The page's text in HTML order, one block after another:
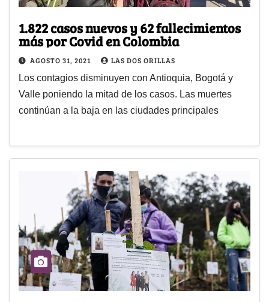
1.822 casos nuevos y 62 fallecimientos
más por Covid en Colombia
AGOSTO 31, 2021 LAS DOS ORILLAS
Los contagios disminuyen con Antioquia, Bogotá y
Valle poniendo la mitad de los casos. Las muertes
continúan a la baja en las ciudades principales